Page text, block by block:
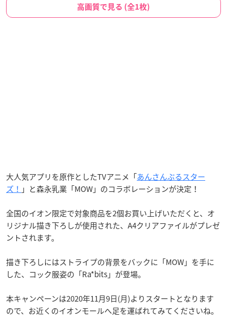
高画質で見る (全1枚)
大人気アプリを原作としたTVアニメ「あんさんぶるスター
ズ！ 」と森永乳業「MOW」のコラボレーションが決定！
全国のイオン限定で対象商品を2個お買い上げいただくと、オ
リジナル描き下ろしが使用された、A4クリアファイルがプレゼ
ントされます。
描き下ろしにはストライプの背景をバックに「MOW」を手に
した、コック服姿の「Ra*bits」が登場。
本キャンペーンは2020年11月9日(月)よりスタートとなります
ので、お近くのイオンモールへ足を運ばれてみてくださいね。